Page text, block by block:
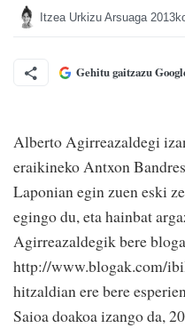
Itzea Urkizu Arsuaga
Gehitu gaitzazu
Alberto Agirreazaldegi
eraikineko Antxon
Laponian egin zuen eski
egingo du, eta hainbat
Agirreazaldegik bere
http://www.blogak.com/
hitzaldian ere bere
Saioa doakoa izango da,